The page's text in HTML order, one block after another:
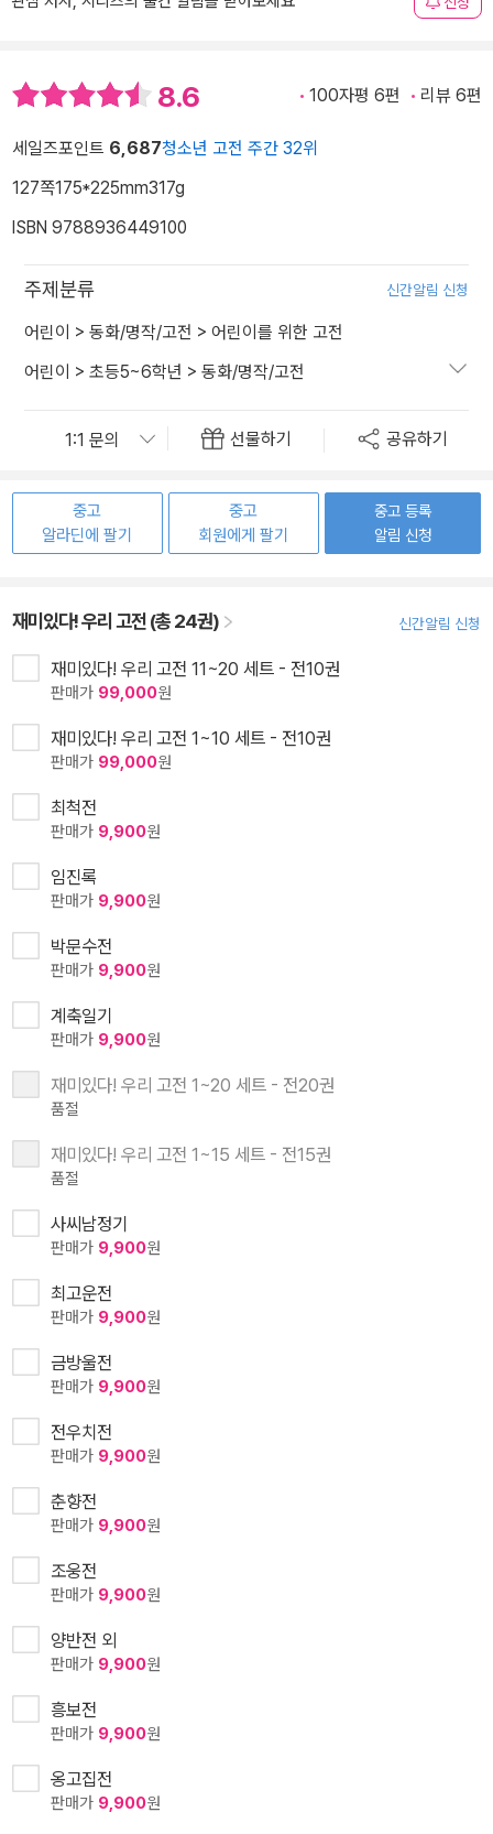
8.6 100자평 6편 리뷰 6편
세일즈포인트 6,687청소년 고전 주간 32위
127쪽175*225mm317g
ISBN 9788936449100
주제분류 신간알림 신청
어린이 > 동화/명작/고전 > 어린이를 위한 고전
어린이 > 초등5~6학년 > 동화/명작/고전
선물하기 공유하기
중고
알라딘에 팔기
중고
회원에게 팔기
중고 등록
알림 신청
재미있다! 우리 고전 (총 24권) 신간알림 신청
재미있다! 우리 고전 11~20 세트 - 전10권
판매가 99,000원
재미있다! 우리 고전 1~10 세트 - 전10권
판매가 99,000원
최척전
판매가 9,900원
임진록
판매가 9,900원
박문수전
판매가 9,900원
계축일기
판매가 9,900원
재미있다! 우리 고전 1~20 세트 - 전20권
품절
재미있다! 우리 고전 1~15 세트 - 전15권
품절
사씨남정기
판매가 9,900원
최고운전
판매가 9,900원
금방울전
판매가 9,900원
전우치전
판매가 9,900원
춘향전
판매가 9,900원
조웅전
판매가 9,900원
양반전 외
판매가 9,900원
흥보전
판매가 9,900원
옹고집전
판매가 9,900원